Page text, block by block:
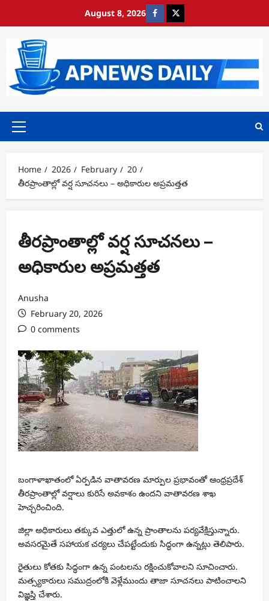
August 8, 2026 https://www.facebook.com/
https://x.com/
Primary
Home 2026 February
20
తీరప్రాంతాల్లో వర్ష సూచనలు – అధికారుల అప్రమత్తత
తీరప్రాంతాల్లో వర్ష సూచనలు –
అధికారుల అప్రమత్తత
Anusha
February 20, 2026
0 comments
బంగాళాఖాతంలో ఏర్పడిన వాతావరణ మార్పుల ప్రభావంతో ఆంధ్రప్రదేశ్
తీరప్రాంతాల్లో వర్షాలు కురిసే అవకాశం ఉందని వాతావరణ శాఖ
హెచ్చరించింది.
జిల్లా అధికారులు తక్కువ ఎత్తులో ఉన్న ప్రాంతాలను పర్యవేక్షిస్తున్నారు.
అవసరమైతే సహాయక చర్యలు చేపట్టేందుకు సిద్ధంగా ఉన్నట్లు తెలిపారు.
రైతులు కోతకు సిద్ధంగా ఉన్న పంటలను రక్షించుకోవాలని సూచించారు.
మత్స్యకారులు సముద్రంలోకి వెళ్లేముందు తాజా సూచనలు పాటించాలని
విజ్ఞప్తి చేశారు.